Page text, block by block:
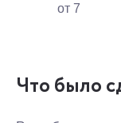
от 7
Что было